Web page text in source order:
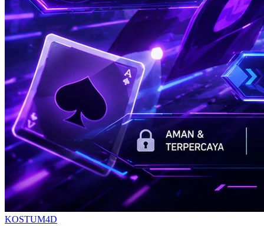
KOSTUM4D